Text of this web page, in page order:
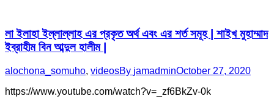
লা ইলাহা ইল্লাল্লাহ এর প্রকৃত অর্থ এবং এর শর্ত সমূহ | শাইখ মুহাম্মাদ
ইব্রাহীম বিন আব্দুল হালীম |
alochona_somuho, videosBy jamadminOctober 27, 2020
https://www.youtube.com/watch?v=_zf6BkZv-0k